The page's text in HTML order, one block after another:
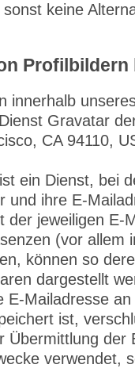
keine
Profilbildern
innerhalb
Gravatar
CA 94110,
ein Dienst, bei
und ihre E-
der jeweiligen E-
(vor allem
können so
dargestellt
E-Mailadresse
ist,
Übermittlung der
verwendet,